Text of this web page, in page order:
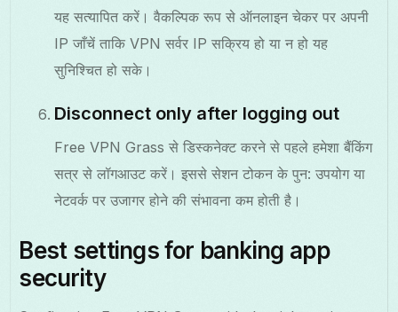
यह सत्यापित करें। वैकल्पिक रूप से ऑनलाइन चेकर पर अपनी
IP जाँचें ताकि VPN सर्वर IP सक्रिय हो या न हो यह
सुनिश्चित हो सके।
Disconnect only after logging out
Free VPN Grass से डिस्कनेक्ट करने से पहले हमेशा बैंकिंग
सत्र से लॉगआउट करें। इससे सेशन टोकन के पुन: उपयोग या
नेटवर्क पर उजागर होने की संभावना कम होती है।
Best settings for banking app
security